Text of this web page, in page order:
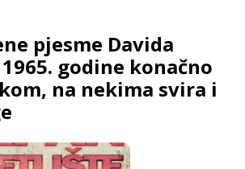
pjesme Davida
godine konačno
na nekima svira i